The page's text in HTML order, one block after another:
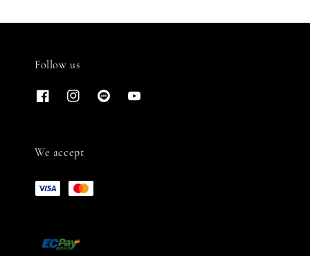
Follow us
We accept